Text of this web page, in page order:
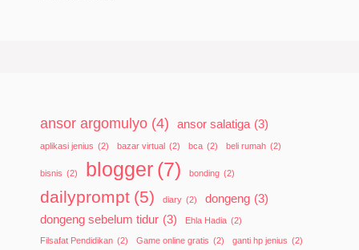
ansor argomulyo (4) ansor salatiga (3)
aplikasi jenius (2) bazar virtual (2) bca (2) beli rumah (2)
bisnis (2) blogger (7) bonding (2)
dailyprompt (5) diary (2) dongeng (3)
dongeng sebelum tidur (3) Ehla Hadia (2)
Filsafat Pendidikan (2) Game online gratis (2) ganti hp jenius (2)